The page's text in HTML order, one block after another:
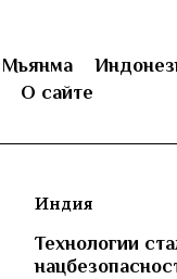
Мьянма
О сайте
Индия
Технологии